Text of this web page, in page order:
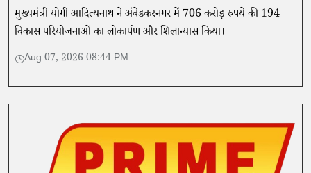
मुख्यमंत्री योगी आदित्यनाथ ने अंबेडकरनगर में 706 करोड़ रुपये की 194
विकास परियोजनाओं का लोकार्पण और शिलान्यास किया।
Aug 07, 2026 08:44 PM